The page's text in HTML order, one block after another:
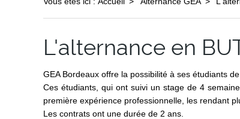
L'alternance en
GEA Bordeaux offre la possibilité à ses étudiants
Ces étudiants, qui ont suivi un stage de 4
première expérience professionnelle, les rendant
Les contrats ont une durée de 2 ans.